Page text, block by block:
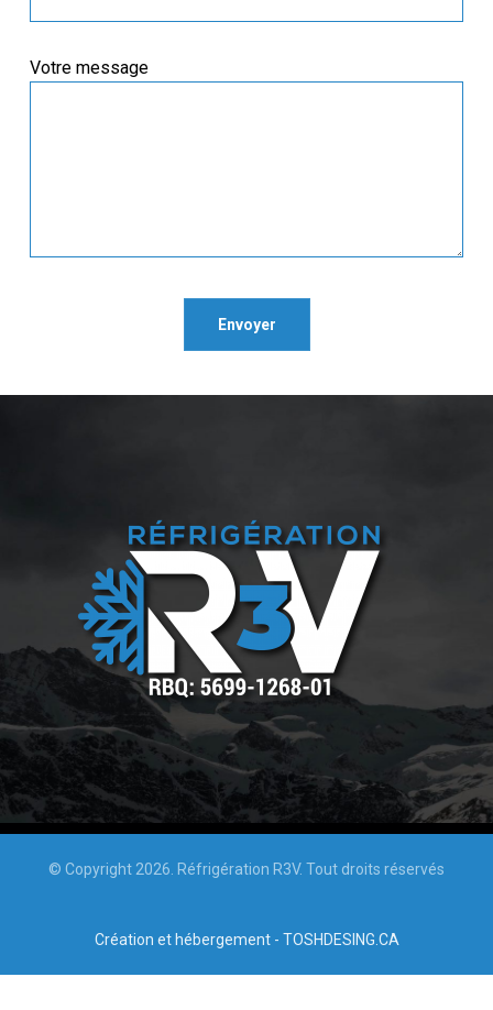
Votre message
Envoyer
© Copyright 2026. Réfrigération R3V. Tout droits réservés
Création et hébergement - TOSHDESING.CA